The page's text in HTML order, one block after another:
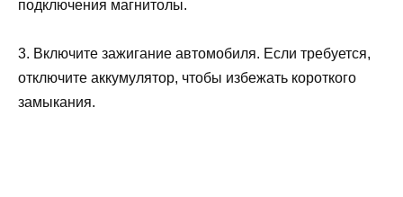
подключения магнитолы.
3. Включите зажигание автомобиля. Если требуется,
отключите аккумулятор, чтобы избежать короткого
замыкания.